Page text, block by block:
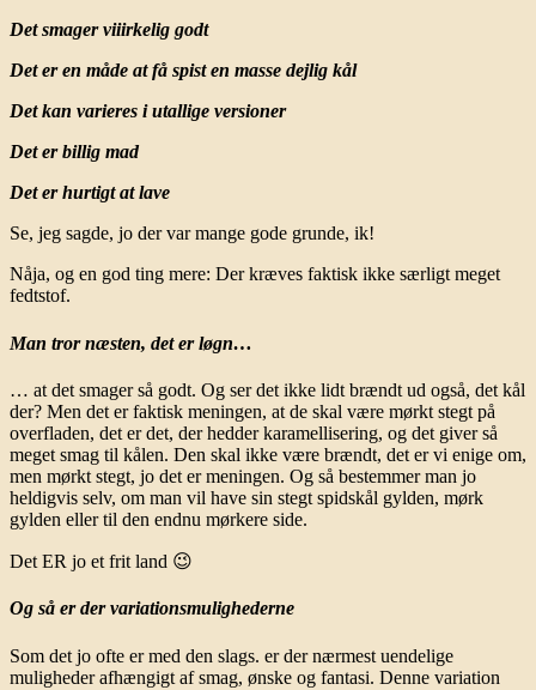
Det smager viiirkelig godt
Det er en måde at få spist en masse dejlig kål
Det kan varieres i utallige versioner
Det er billig mad
Det er hurtigt at lave
Se, jeg sagde, jo der var mange gode grunde, ik!
Nåja, og en god ting mere: Der kræves faktisk ikke særligt meget
fedtstof.
Man tror næsten, det er løgn…
… at det smager så godt. Og ser det ikke lidt brændt ud også, det kål
der? Men det er faktisk meningen, at de skal være mørkt stegt på
overfladen, det er det, der hedder karamellisering, og det giver så
meget smag til kålen. Den skal ikke være brændt, det er vi enige om,
men mørkt stegt, jo det er meningen. Og så bestemmer man jo
heldigvis selv, om man vil have sin stegt spidskål gylden, mørk
gylden eller til den endnu mørkere side.
Det ER jo et frit land 😉
Og så er der variationsmulighederne
Som det jo ofte er med den slags. er der nærmest uendelige
muligheder afhængigt af smag, ønske og fantasi. Denne variation